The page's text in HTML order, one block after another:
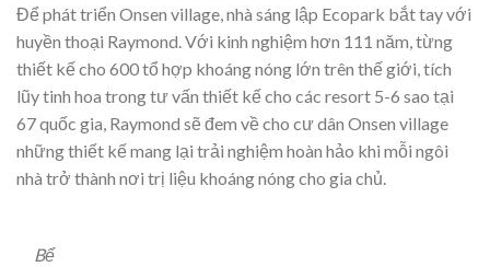
Để phát triển Onsen village, nhà sáng lập Ecopark bắt tay với
huyền thoại Raymond. Với kinh nghiệm hơn 111 năm, từng
thiết kế cho 600 tổ hợp khoáng nóng lớn trên thế giới, tích
lũy tinh hoa trong tư vấn thiết kế cho các resort 5-6 sao tại
67 quốc gia, Raymond sẽ đem về cho cư dân Onsen village
những thiết kế mang lại trải nghiệm hoàn hảo khi mỗi ngôi
nhà trở thành nơi trị liệu khoáng nóng cho gia chủ.
Bể